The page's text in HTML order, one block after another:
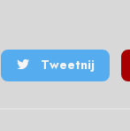
Tweetnij